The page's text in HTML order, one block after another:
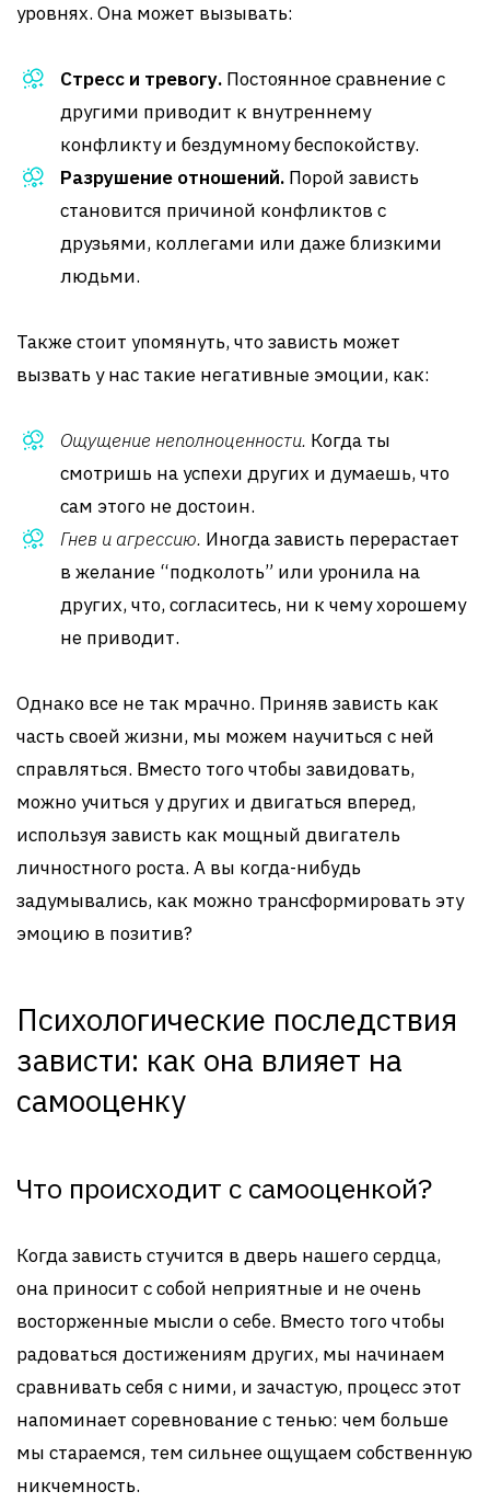
уровнях. Она может вызывать:
Стресс и тревогу. Постоянное сравнение с
другими приводит к внутреннему
конфликту и бездумному беспокойству.
Разрушение отношений. Порой зависть
становится причиной конфликтов с
друзьями, коллегами или даже близкими
людьми.
Также стоит упомянуть, что зависть может
вызвать у нас такие негативные эмоции, как:
Ощущение неполноценности. Когда ты
смотришь на успехи других и думаешь, что
сам этого не достоин.
Гнев и агрессию. Иногда зависть перерастает
в желание “подколоть” или уронила на
других, что, согласитесь, ни к чему хорошему
не приводит.
Однако все не так мрачно. Приняв зависть как
часть своей жизни, мы можем научиться с ней
справляться. Вместо того чтобы завидовать,
можно учиться у других и двигаться вперед,
используя зависть как мощный двигатель
личностного роста. А вы когда-нибудь
задумывались, как можно трансформировать эту
эмоцию в позитив?
Психологические последствия
зависти: как она влияет на
самооценку
Что происходит с самооценкой?
Когда зависть стучится в дверь нашего сердца,
она приносит с собой неприятные и не очень
восторженные мысли о себе. Вместо того чтобы
радоваться достижениям других, мы начинаем
сравнивать себя с ними, и зачастую, процесс этот
напоминает соревнование с тенью: чем больше
мы стараемся, тем сильнее ощущаем собственную
никчемность.